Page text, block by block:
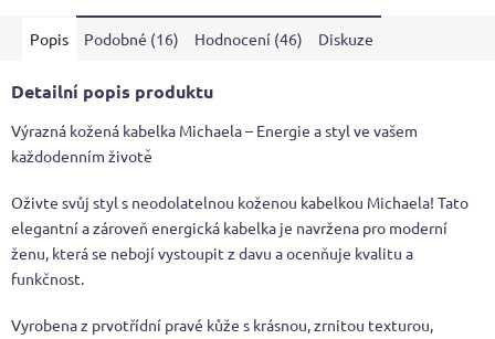
Popis Podobné (16) Hodnocení (46) Diskuze
Detailní popis produktu
Výrazná kožená kabelka Michaela – Energie a styl ve vašem
každodenním životě
Oživte svůj styl s neodolatelnou koženou kabelkou Michaela! Tato
elegantní a zároveň energická kabelka je navržena pro moderní
ženu, která se nebojí vystoupit z davu a ocenňuje kvalitu a
funkčnost.
Vyrobena z prvotřídní pravé kůže s krásnou, zrnitou texturou,